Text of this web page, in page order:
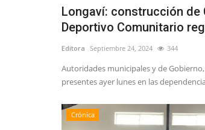
Longaví: construcción de
Deportivo Comunitario
Editora Septiembre 24, 2024 344
Autoridades municipales y de
presentes ayer lunes en las
Crónica